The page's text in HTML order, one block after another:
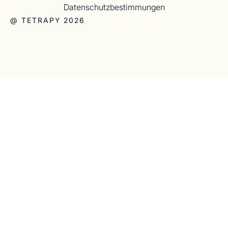
@ TETRAPY 2026
Datenschutzbestimmungen